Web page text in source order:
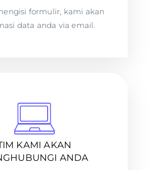
formulir, kami akan
data anda via email.
KAMI AKAN
ANDA